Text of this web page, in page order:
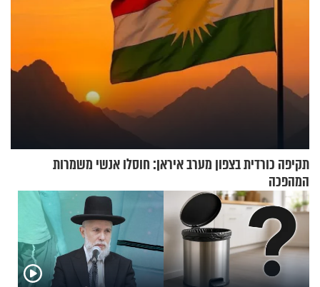
תקיפה כורדית בצפון מערב איראן: חוסלו אנשי משמרות
המהפכה